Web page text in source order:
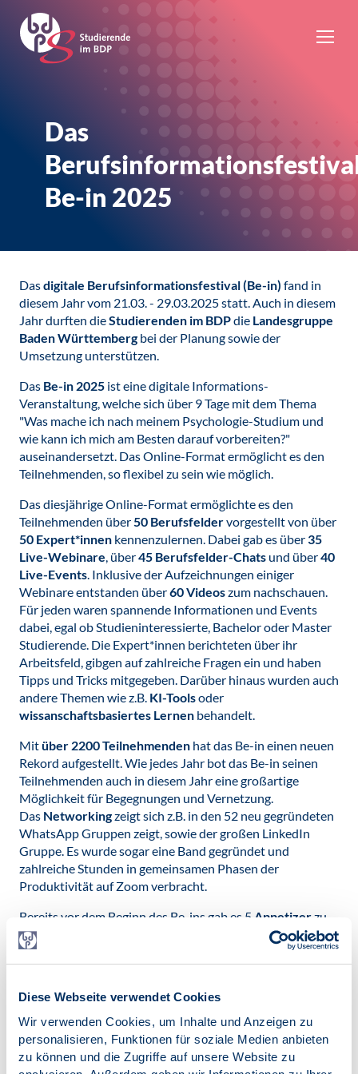
Diese Webseite verwendet Cookies
Wir verwenden Cookies, um Inhalte und Anzeigen zu
personalisieren, Funktionen für soziale Medien anbieten
zu können und die Zugriffe auf unsere Website zu
Das
Be-in 2025
Dasdigitale Berufsinformationsfestival (Be-in) fand in
diesem Jahr vom 21.03. - 29.03.2025 statt. Auch in diesem
Jahr durften dieStudierenden im BDPdie Landesgruppe
Baden Württembergbei der Planung sowie der
Umsetzung unterstützen.
Das Be-in 2025 ist eine digitale Informations-
Veranstaltung, welche sich über 9 Tage mit dem Thema
"Was mache ich nach meinem Psychologie-Studium und
wie kann ich mich am Besten darauf vorbereiten?"
auseinandersetzt. Das Online-Format ermöglicht es den
Teilnehmenden, so flexibel zu sein wie möglich.
Das diesjährige Online-Format ermöglichte es den
Teilnehmenden über50 Berufsfeldervorgestellt von über
50 Expert*innen kennenzulernen. Dabei gab es über35
Live-Webinare, über45 Berufsfelder-Chats und über40
Live-Events. Inklusive der Aufzeichnungen einiger
Webinare entstanden über60 Videoszum nachschauen.
Für jeden waren spannende Informationen und Events
dabei, egal ob Studieninteressierte, Bachelor oder Master
Studierende. Die Expert*innen berichteten über ihr
Arbeitsfeld, gibgen auf zahlreiche Fragen ein und haben
Tipps und Tricks mitgegeben. Darüber hinaus wurden auch
andere Themen wie z.B. KI-Toolsoder
wissanschaftsbasiertes Lernen behandelt.
Mitüber 2200 Teilnehmenden hat das Be-in einen neuen
Rekord aufgestellt. Wie jedes Jahr bot das Be-in seinen
Teilnehmenden auch in diesem Jahr eine großartige
Möglichkeit für Begegnungen und Vernetzung.
Das Networkingzeigt sich z.B. in den 52 neu gegründeten
WhatsApp Gruppen zeigt, sowie der großen LinkedIn
Gruppe. Es wurde sogar eine Band gegründet und
zahlreiche Stunden in gemeinsamen Phasen der
Produktivität auf Zoom verbracht.
Bereits vor dem Beginn des Be-ins gab es 5 Appetizerzu
unterschiedlichen Themen. Die Teilnehmenden dürfen sich
aber noch auf weitere
Marktforschung, Wie gestalte ich meineBerufstätigkeit,
Verfahrensvielfaltund einen Workshop zum Thema
der Theorie zur Praxis, freuen.
Das Be-in hat den Teilnehmenden erneutMotivation,
Inspiration, PerspektivenundSelbstbewusstseinim